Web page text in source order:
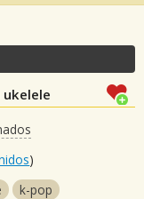
ukelele
)
k-pop